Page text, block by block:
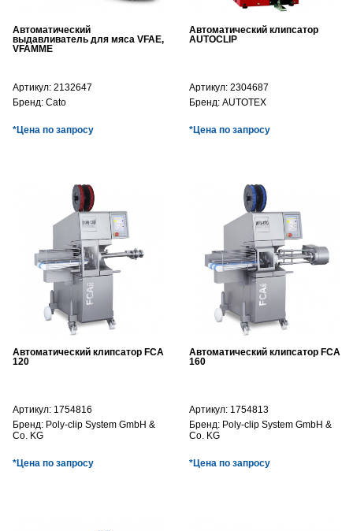
Автоматический
выдавливатель для мяса VFAE,
VFAMME
Артикул: 2132647
Бренд: Cato
*Цена по запросу
Автоматический клипсатор
AUTOCLIP
Артикул: 2304687
Бренд: AUTOTEX
*Цена по запросу
Автоматический клипсатор FCA
120
Артикул: 1754816
Бренд: Poly-clip System GmbH &
Co. KG
*Цена по запросу
Автоматический клипсатор FCA
160
Артикул: 1754813
Бренд: Poly-clip System GmbH &
Co. KG
*Цена по запросу